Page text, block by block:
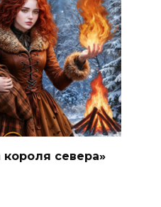
севера»